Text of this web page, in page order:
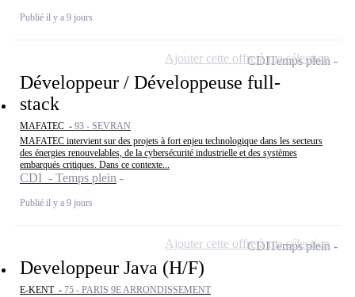
Publié il y a 9 jours
Développeur / Développeuse full-
stack
MAFATEC - 93 - SEVRAN
MAFATEC intervient sur des projets à fort enjeu technologique dans les secteurs
des énergies renouvelables, de la cybersécurité industrielle et des systèmes
embarqués critiques. Dans ce contexte...
CDI - Temps plein
Publié il y a 9 jours
CDITemps plein
Ajouter cette offre à ma sélection
Developpeur Java (H/F)
E-KENT - 75 - PARIS 9E ARRONDISSEMENT
CDITemps plein
Ajouter cette offre à ma sélection